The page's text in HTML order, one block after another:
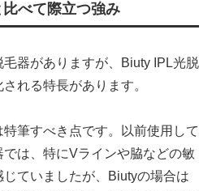
べて際立つ強み
器がありますが、Biuty IPL光脱
れる特長があります。
筆すべき点です。以前使用して
は、特にVラインや脇などの敏
ていましたが、Biutyの場合は